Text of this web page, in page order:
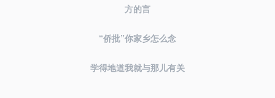
方的言
“侨批”你家乡怎么念
学得地道我就与那儿有关